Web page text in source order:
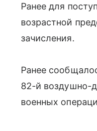
Ранее для
возрастной
зачисления.
Ранее
82-й воздушно-
военных